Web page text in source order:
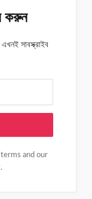
করুন
সাবস্ক্রাইব
and our